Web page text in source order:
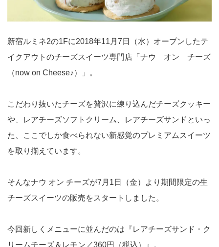
新宿ルミネ2の1Fに2018年11月7日（水）オープンしたテ
イクアウトのチーズスイーツ専門店「ナウ オン チーズ
（now on Cheese♪）」。
こだわり抜いたチーズを贅沢に練り込んだチーズクッキー
や、レアチーズソフトクリーム、レアチーズサンドといっ
た、ここでしか食べられない新感覚のプレミアムスイーツ
を取り揃えています。
そんなナウ オン チーズが7月1日（金）より期間限定の生
チーズスイーツの販売をスタートしました。
今回新しくメニューに並んだのは『レアチーズサンド・ク
リームチーズ＆レモン／360円（税込）』。